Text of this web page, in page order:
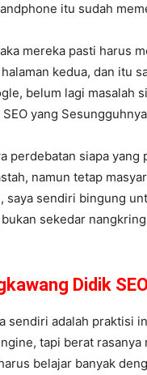
itu sudah
mereka pasti harus
kedua, dan itu
belum lagi masalah
yang
perdebatan siapa yang
namun tetap
saya sendiri bingung
sekedar
Didik
sendiri adalah praktisi
tapi berat rasanya
belajar banyak